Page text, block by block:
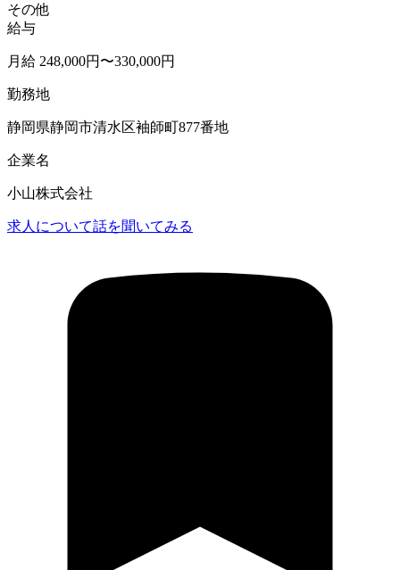
その他
給与
月給 248,000円〜330,000円
勤務地
静岡県静岡市清水区袖師町877番地
企業名
小山株式会社
求人について話を聞いてみる